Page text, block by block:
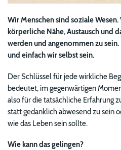
Wir Menschen sind soziale
körperliche Nähe, Austausch und
werden und angenommen zu
und einfach wir selbst sein.
Der Schlüssel für jede wirkliche
bedeutet, im gegenwärtigen
also für die tatsächliche Erfahrung
statt gedanklich abwesend zu sein
wie das Leben sein sollte.
Wie kann das gelingen?